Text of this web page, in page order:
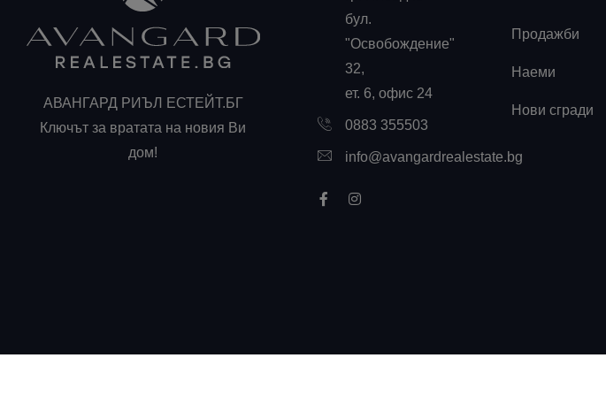
АВАНГАРД РИЪЛ ЕСТЕЙТ.БГ
Ключът за вратата на новия Ви
дом!
бул.
"Освобождение"
32,
ет. 6, офис 24
0883 355503
info@avangardrealestate.bg
Продажби
Наеми
Нови сгради